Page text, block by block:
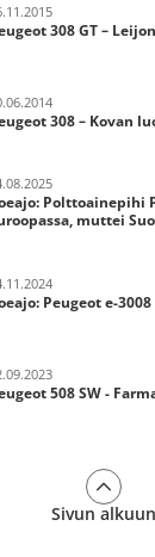
308 GT –
308 – Kovan
Polttoainepihi
muttei
Peugeot e-
508 SW -
Sivun alkuun